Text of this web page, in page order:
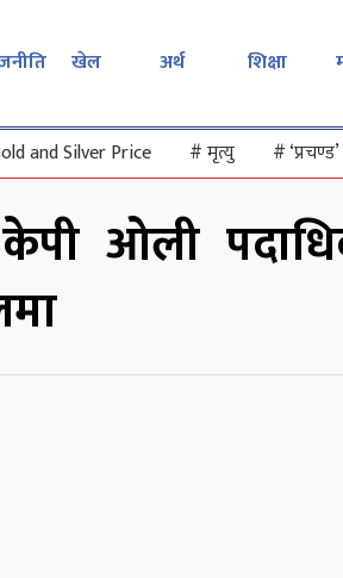
खेल अर्थ शिक्षा
and Silver Price #मृत्यु #‘प्रचण्ड’
ओली